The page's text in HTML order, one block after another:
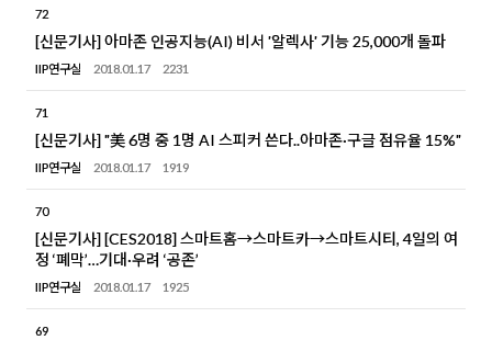
72
[신문기사] 아마존 인공지능(AI) 비서 '알렉사' 기능 25,000개 돌파
IIP연구실 2018.01.17 2231
71
[신문기사] "美 6명 중 1명 AI 스피커 쓴다..아마존·구글 점유율 15%"
IIP연구실 2018.01.17 1919
70
[신문기사] [CES2018] 스마트홈→스마트카→스마트시티, 4일의 여
정 ‘폐막’…기대·우려 ‘공존’
IIP연구실 2018.01.17 1925
69